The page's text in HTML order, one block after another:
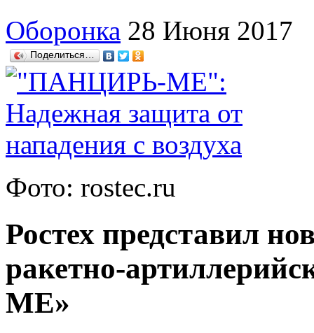
Оборонка 28 Июня 2017
Поделиться…
Фото: rostec.ru
Ростех представил
ракетно-
МЕ»